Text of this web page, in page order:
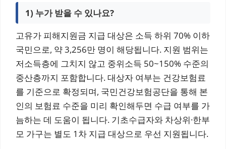
1) 누가 받을 수 있나요?
고유가 피해지원금 지급 대상은 소득 하위 70% 이하
국민으로, 약 3,256만 명이 해당됩니다. 지원 범위는
저소득층에 그치지 않고 중위소득 50~150% 수준의
중산층까지 포함합니다. 대상자 여부는 건강보험료
를 기준으로 확정되며, 국민건강보험공단을 통해 본
인의 보험료 수준을 미리 확인해두면 수급 여부를 가
늠하는 데 도움이 됩니다. 기초수급자와 차상위·한부
모 가구는 별도 1차 지급 대상으로 우선 지원됩니다.